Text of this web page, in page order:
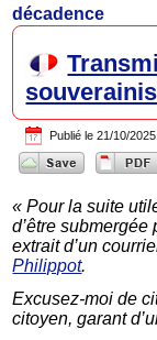
décadence
Publié le 21/10/2025
« Pour la suite
d’être
extrait d’un
Philippot.
Excusez-moi de
citoyen, garant